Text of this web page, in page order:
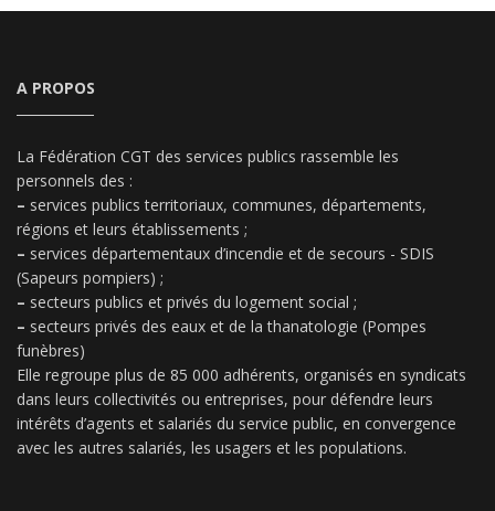
A PROPOS
La Fédération CGT des services publics rassemble les
personnels des :
– services publics territoriaux, communes, départements,
régions et leurs établissements ;
– services départementaux d’incendie et de secours - SDIS
(Sapeurs pompiers) ;
– secteurs publics et privés du logement social ;
– secteurs privés des eaux et de la thanatologie (Pompes
funèbres)
Elle regroupe plus de 85 000 adhérents, organisés en syndicats
dans leurs collectivités ou entreprises, pour défendre leurs
intérêts d’agents et salariés du service public, en convergence
avec les autres salariés, les usagers et les populations.